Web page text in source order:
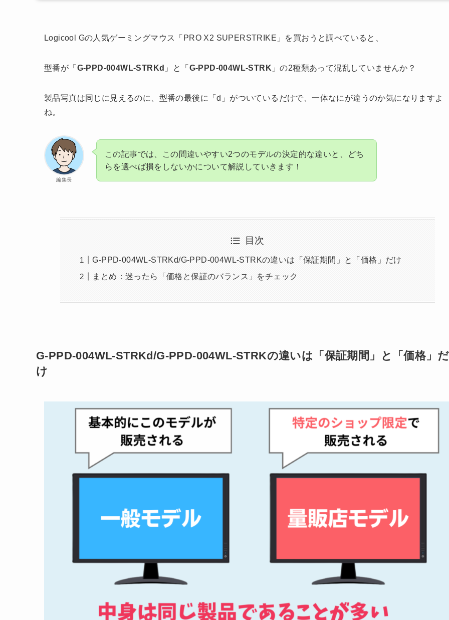
Logicool Gの人気ゲーミングマウス「PRO X2 SUPERSTRIKE」を買おうと調べていると、
型番が「 G-PPD-004WL-STRKd 」と「 G-PPD-004WL-STRK 」の2種類あって混乱していませんか？
製品写真は同じに見えるのに、型番の最後に「d」がついているだけで、一体なにが違うのか気になりますよ
ね。
編集長
この記事では、この間違いやすい2つのモデルの決定的な違いと、どち
らを選べば損をしないかについて解説していきます！
目次
G-PPD-004WL-STRKd/G-PPD-004WL-STRKの違いは「保証期間」と「価格」だけ
まとめ：迷ったら「価格と保証のバランス」をチェック
G-PPD-004WL-STRKd/G-PPD-004WL-STRKの違いは「保証期間」と「価格」だ
け